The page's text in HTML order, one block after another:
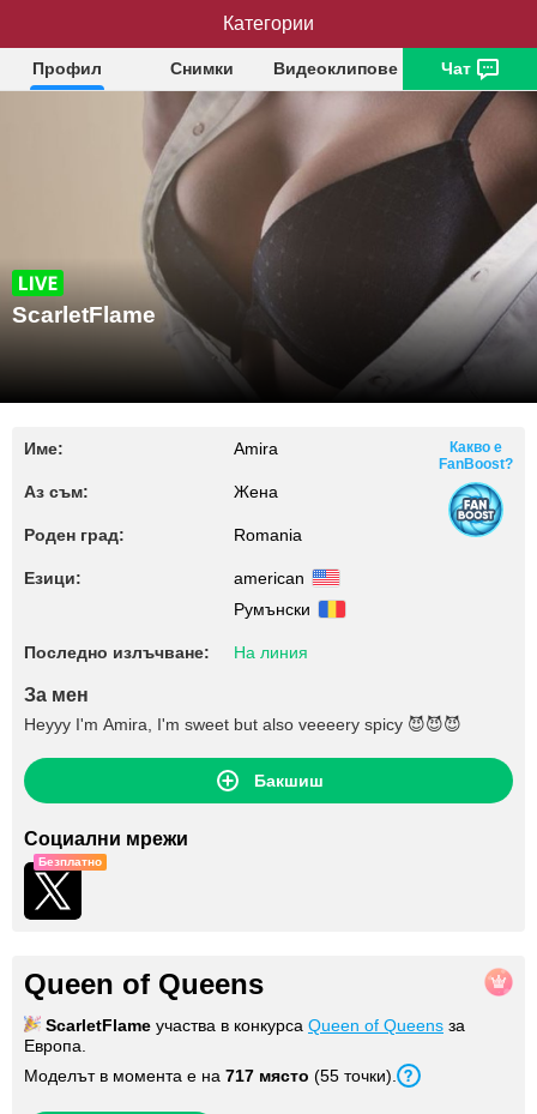
ScarletFlame
Профил Снимки Видеоклипове Чат
ScarletFlame
Име: Amira
Аз съм: Жена
Роден град: Romania
Езици:
american
Румънски
Последно излъчване: На линия
Какво е
FanBoost?
За мен
Heyyy I'm Amira, I'm sweet but also veeeery spicy 😈😈😈
Бакшиш
Социални мрежи
Безплатно
Queen of Queens
ScarletFlame участва в конкурса Queen of Queens за
Европа.
Моделът в момента е на 717 място (55 точки).
Категории